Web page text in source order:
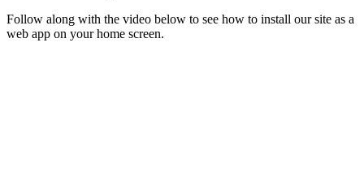
Follow along with the video below to see how to install our site as a
web app on your home screen.